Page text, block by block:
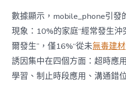
數據顯示，mobile_phone引發
現象：10%的家庭“經常發生沖
爾發生”，僅16%“從未無毒建材
誘因集中在四個方面：超時應
學習、制止時段應用、溝通錯